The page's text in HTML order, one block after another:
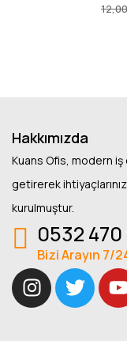
Hakkımızda
Kuans Ofis, modern
getirerek
kurulmuştur.
0532
Bizi Arayın 7/